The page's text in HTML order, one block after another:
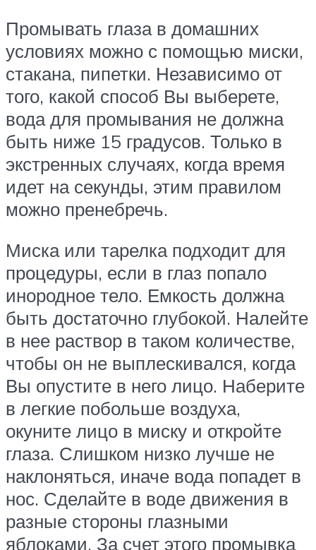
Промывать глаза в домашних
условиях можно с помощью миски,
стакана, пипетки. Независимо от
того, какой способ Вы выберете,
вода для промывания не должна
быть ниже 15 градусов. Только в
экстренных случаях, когда время
идет на секунды, этим правилом
можно пренебречь.
Миска или тарелка подходит для
процедуры, если в глаз попало
инородное тело. Емкость должна
быть достаточно глубокой. Налейте
в нее раствор в таком количестве,
чтобы он не выплескивался, когда
Вы опустите в него лицо. Наберите
в легкие побольше воздуха,
окуните лицо в миску и откройте
глаза. Слишком низко лучше не
наклоняться, иначе вода попадет в
нос. Сделайте в воде движения в
разные стороны глазными
яблоками. За счет этого промывка